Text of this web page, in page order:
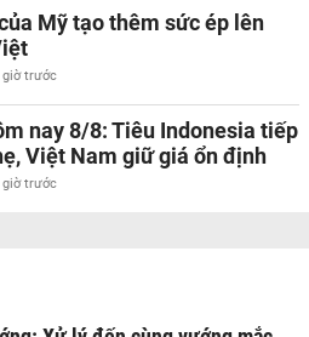
Mỹ tạo thêm sức ép lên
giờ trước
nay 8/8: Tiêu Indonesia tiếp
Việt Nam giữ giá ổn định
giờ trước